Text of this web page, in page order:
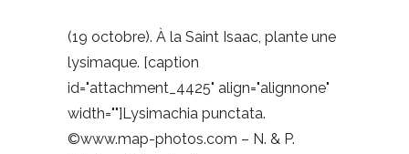
(19 octobre). À la Saint Isaac, plante une
lysimaque. [caption
id="attachment_4425" align="alignnone"
width=""]Lysimachia punctata.
©www.map-photos.com – N. & P.